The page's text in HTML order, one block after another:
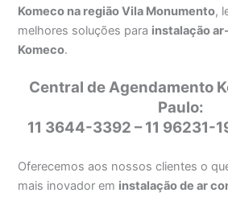
Komeco na região Vila Monumento,
melhores soluções para instalação
Komeco.
Central de Agendamento
Paulo:
11 3644-3392 – 11 96231-
Oferecemos aos nossos clientes o
mais inovador em instalação de ar